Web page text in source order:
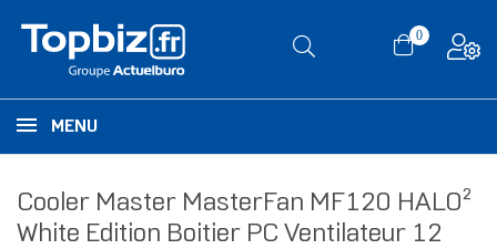
0
MENU
Cooler Master MasterFan MF120 HALO²
White Edition Boitier PC Ventilateur 12